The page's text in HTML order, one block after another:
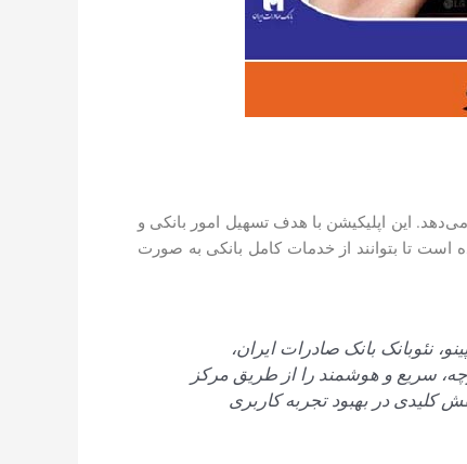
می‌دهد. این اپلیکیشن با هدف تسهیل امور بانکی و
تا بتوانند از خدمات کامل بانکی به صورت
نئوبانک بانک صادرات ایران،
سریع و هوشمند را از طریق مرکز
کلیدی در بهبود تجربه کاربری